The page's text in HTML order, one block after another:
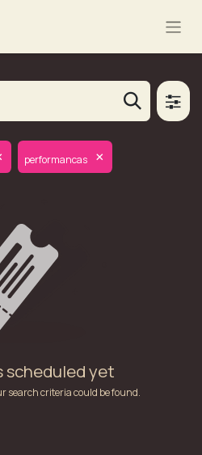
performancas ×
scheduled yet
search criteria could be found.